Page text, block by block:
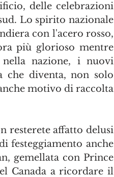
delle celebrazioni
Lo spirito nazionale
con l'acero rosso,
più glorioso mentre
nazione, i nuovi
che diventa, non solo
motivo di raccolta
resterete affatto delusi
festeggiamento anche
gemellata con Prince
Canada a ricordare il